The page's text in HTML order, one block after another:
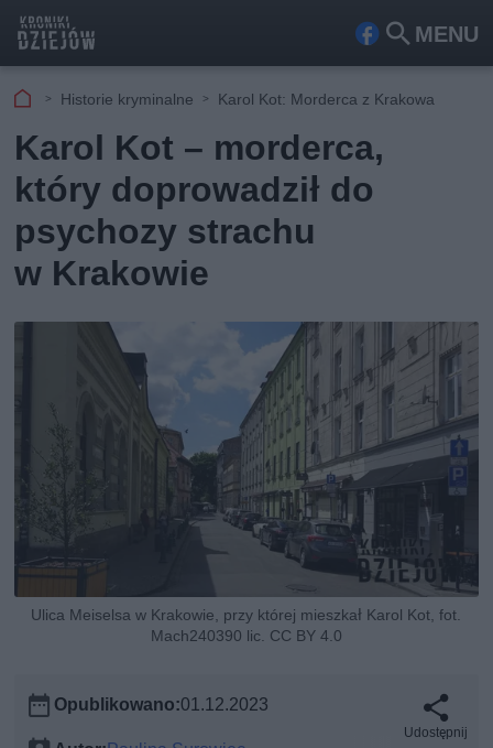
MENU
Fa
ook
Szu
kaj
Historie kryminalne Karol Kot: Morderca z Krakowa
Karol Kot – morderca,
który doprowadził do
psychozy strachu
w Krakowie
Ulica Meiselsa w Krakowie, przy której mieszkał Karol Kot, fot.
Mach240390 lic. CC BY 4.0
Opublikowano:01.12.2023
Udostępnij